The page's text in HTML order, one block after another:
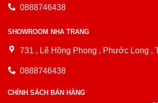
0888746438
SHOWROOM NHA TRANG
731 , Lê Hồng Phong , Phước Long ,
0888746438
CHÍNH SÁCH BÁN HÀNG